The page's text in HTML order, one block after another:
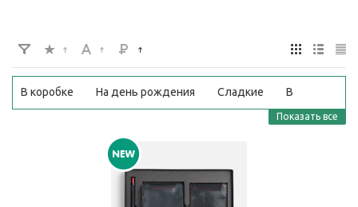
В коробке На день рождения Сладкие
В
Показать все